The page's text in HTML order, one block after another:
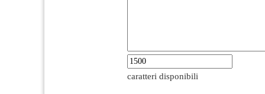
caratteri disponibili